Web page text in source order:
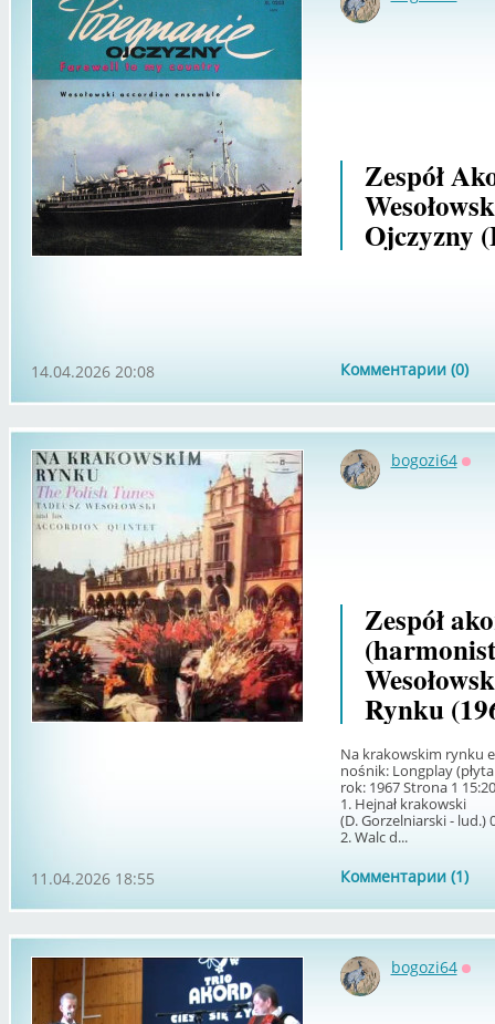
Zespół
Ojczyzny
Комментарии (0)
14.04.2026 20:08
bogozi64
Zespół
Rynku
Na krakowskim rynku
nośnik: Longplay
rok: 1967 Strona 1 15:20
1. Hejnał krakowski
(D. Gorzelniarski - lud.)
2. Walc d...
Комментарии (1)
11.04.2026 18:55
bogozi64